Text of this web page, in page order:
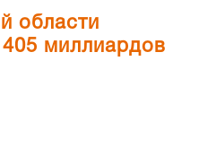
области
405 миллиардов